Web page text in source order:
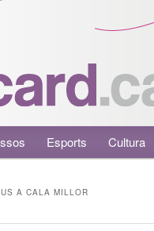
Esports Cultura
A CALA MILLOR